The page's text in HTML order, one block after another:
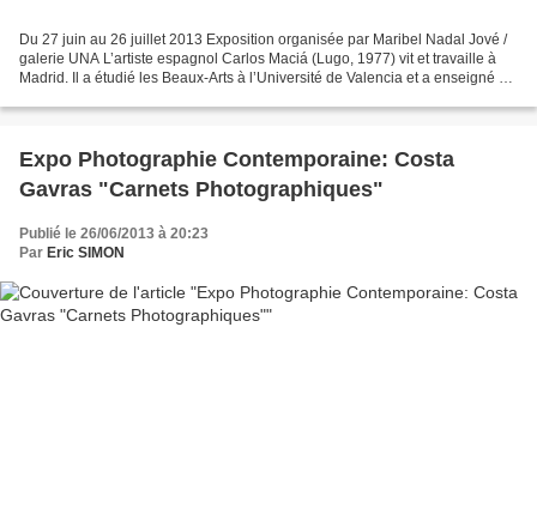
Du 27 juin au 26 juillet 2013 Exposition organisée par Maribel Nadal Jové /
galerie UNA L’artiste espagnol Carlos Maciá (Lugo, 1977) vit et travaille à
Madrid. Il a étudié les Beaux-Arts à l’Université de Valencia et a enseigné à
Expo Photographie Contemporaine: Costa
Gavras "Carnets Photographiques"
Publié le 26/06/2013 à 20:23
Par Eric SIMON